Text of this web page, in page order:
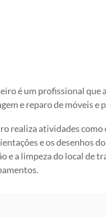
é um profissional
e reparo de móveis e
realiza atividades
e os desenhos
e a limpeza do local de